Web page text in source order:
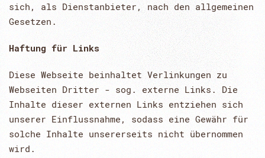
sich, als Dienstanbieter, nach den allgemeinen
Gesetzen.
Haftung für Links
Diese Webseite beinhaltet Verlinkungen zu
Webseiten Dritter - sog. externe Links. Die
Inhalte dieser externen Links entziehen sich
unserer Einflussnahme, sodass eine Gewähr für
solche Inhalte unsererseits nicht übernommen
wird.